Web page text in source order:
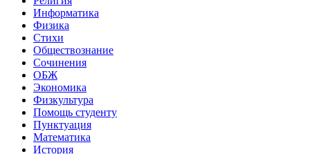
Информатика
Физика
Стихи
Обществознание
Сочинения
ОБЖ
Экономика
Физкультура
Помощь студенту
Пунктуация
Математика
История